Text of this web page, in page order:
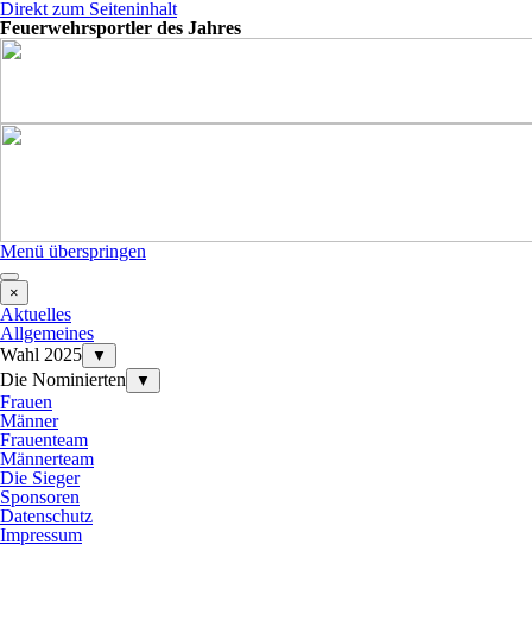
Direkt zum Seiteninhalt
Feuerwehrsportler des Jahres
Menü überspringen
×
Aktuelles
Allgemeines
Wahl 2025
▼
Die Nominierten ▼
Frauen
Männer
Frauenteam
Männerteam
Die Sieger
Sponsoren
Datenschutz
Impressum